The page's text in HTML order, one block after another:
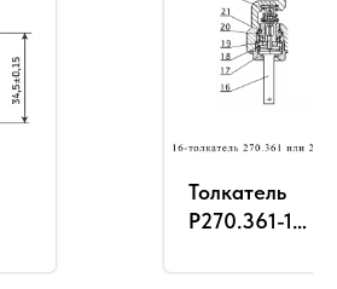
Толкатель
Р270.361-1